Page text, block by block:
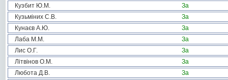
Кузбит Ю.М.
За
Кузьміних С.В.
За
Кунаєв А.Ю.
За
Лаба М.М.
За
Лис О.Г.
За
Літвінов О.М.
За
Любота Д.В.
За